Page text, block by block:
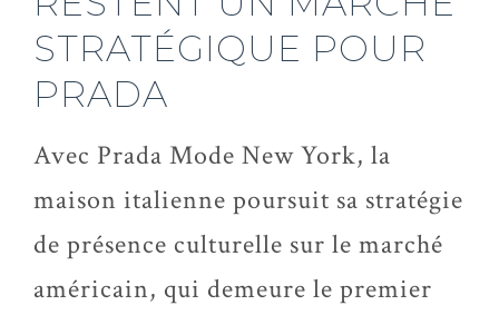
STRATÉGIQUE POUR
PRADA
Avec Prada Mode New York, la
maison italienne poursuit sa stratégie
de présence culturelle sur le marché
américain, qui demeure le premier